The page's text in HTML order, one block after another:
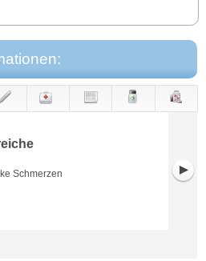
Schmerzen